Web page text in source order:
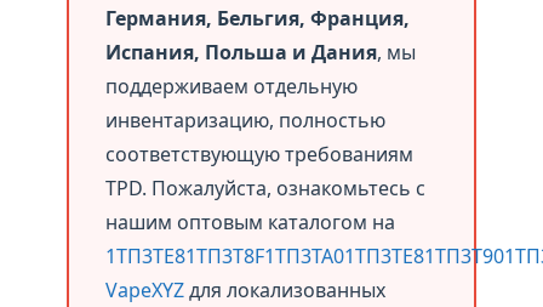
Германия, Бельгия, Франция,
Испания, Польша и Дания, мы
поддерживаем отдельную
инвентаризацию, полностью
соответствующую требованиям
TPD. Пожалуйста, ознакомьтесь с
нашим оптовым каталогом на
VapeXYZдля локализованных